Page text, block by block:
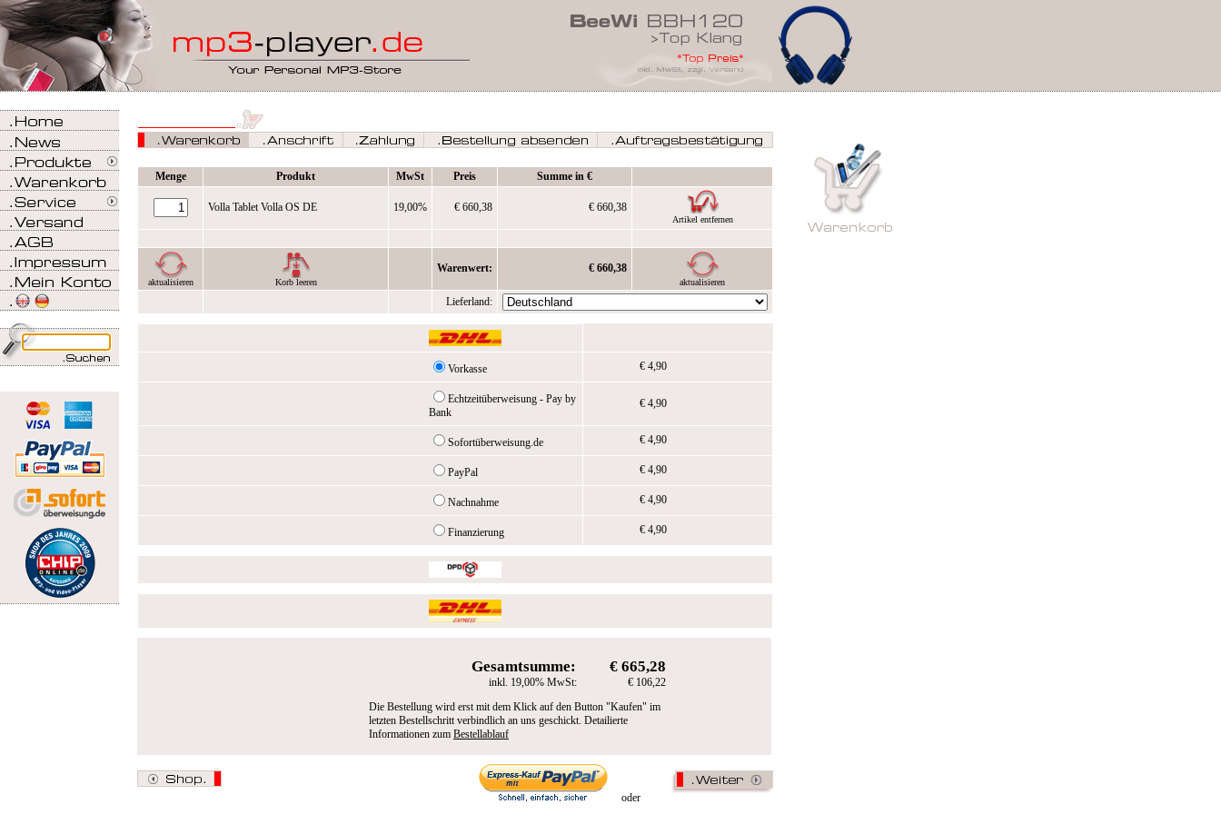
Menge Produkt MwSt Preis Summe in €
Volla Tablet Volla OS DE 19,00% € 660,38 € 660,38
Artikel entfernen
aktualisieren Korb leeren
Warenwert: € 660,38
aktualisieren
Lieferland:
Vorkasse € 4,90
Echtzeitüberweisung - Pay by
Bank
€ 4,90
Sofortüberweisung.de € 4,90
PayPal € 4,90
Nachnahme € 4,90
Finanzierung € 4,90
Gesamtsumme: € 665,28
inkl. 19,00% MwSt:
€ 106,22
Die Bestellung wird erst mit dem Klick auf den Button "Kaufen" im
letzten Bestellschritt verbindlich an uns geschickt. Detailierte
Informationen zum Bestellablauf
oder